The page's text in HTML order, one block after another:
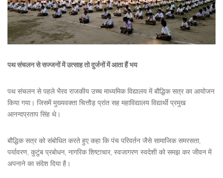
पथ संचलन से सज्जनों में उत्साह तो दुर्जनों में आता हैं भय
पथ संचलन से पहले भैरव राजकीय उच्च माध्यमिक विद्यालय में बौद्धिक सत्र का आयोजन
किया गया। जिसमें मुख्यवक्ता चित्तौड़ प्रांत सह महाविद्यालय विद्यार्थी प्रमुख
आनन्दप्रताप सिंह थे।
बौद्धिक सत्र को संबोधित करते हुए कहा कि पंच परिवर्तन जैसे सामाजिक समरसता,
पर्यावरण, कुटुंब प्रबोधन, नागरिक शिष्टाचार, स्वजागरण स्वदेशी को समझ कर जीवन में
अपनाने का संदेश दिया है।